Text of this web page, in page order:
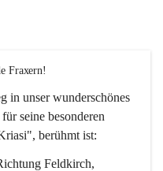
Fraxern!
in unser wunderschönes
seine besonderen
berühmt ist:
Feldkirch,